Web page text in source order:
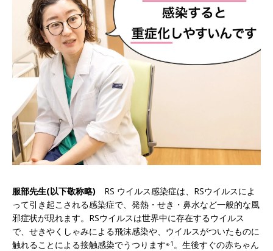
服部先生(以下敬称略) RS ウイルス感染症は、RSウイルスによ
って引き起こされる感染症で、発熱・せき・鼻水など一般的な風
邪症状が現れます。RSウイルスは世界中に存在するウイルス
で、せきやくしゃみによる飛沫感染や、ウイルスがついたものに
触れることによる接触感染でうつります※1 。生後すぐの赤ちゃん